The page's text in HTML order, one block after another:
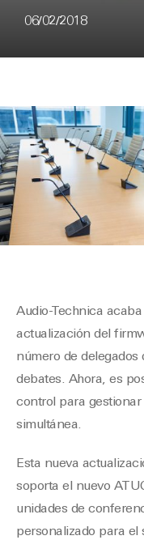
06/02/2018
Audio-Technica
actualización del
número de delegados
debates. Ahora, es
control para gestionar
simultánea.
Esta nueva
soporta el nuevo
unidades de
personalizado para el